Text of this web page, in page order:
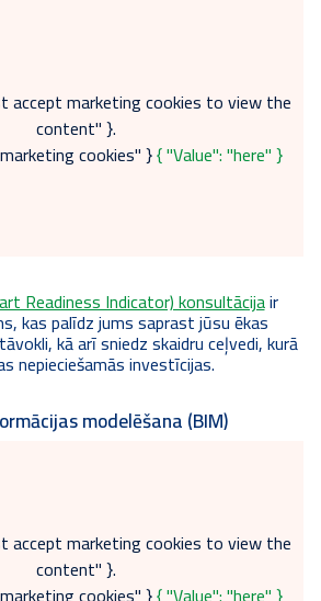
accept marketing cookies to view the
content" }.
cookies" }{ "Value": "here" }
Readiness Indicator) konsultācijair
kas palīdz jums saprast jūsu ēkas
kā arī sniedz skaidru ceļvedi, kurā
nepieciešamās investīcijas.
modelēšana (BIM)
accept marketing cookies to view the
content" }.